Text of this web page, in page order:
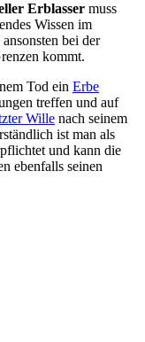
Erblasser muss
Wissen im
bei der
kommt.
Tod ein Erbe
treffen und auf
Wille nach seinem
ist man als
und kann die
ebenfalls seinen